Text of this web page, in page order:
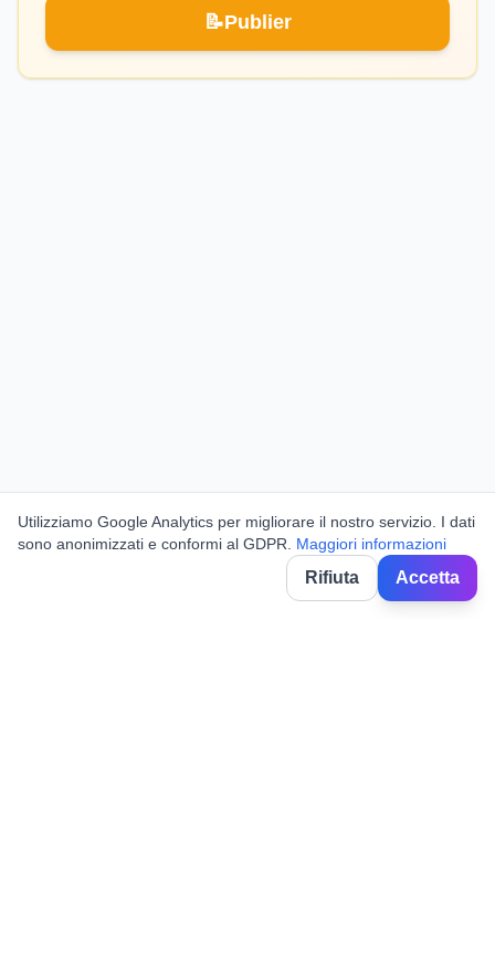
Utilizziamo Google Analytics per migliorare il nostro servizio. I dati
sono anonimizzati e conformi al GDPR.
Maggiori informazioni
Rifiuta Accetta
📝Publier